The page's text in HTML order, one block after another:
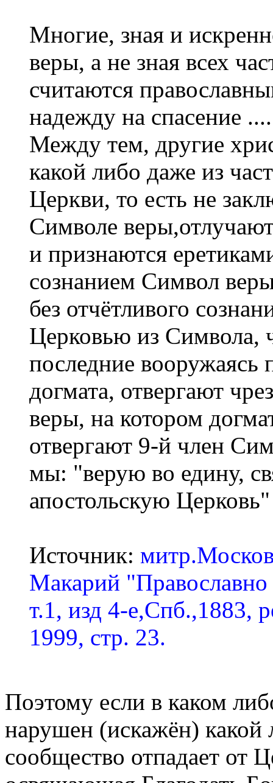
Многие, зная и
веры, а не зная всех
считаются
надежду на спасение ....
Между тем, другие
какой либо даже из
Церкви, то есть не
Символе
и признаются
сознанием Символ
без отчётливого
Церковью из Символа,
последние вооружаясь
догмата, отвергают
веры, на котором
отвергают 9-й член
мы: "верую во едину,
апостольскую Церковь"
Источник:
Макарий "Православно
т.1, изд 4-е,Спб.,1883,
1999, стр. 23.
Поэтому если в каком
нарушен (искажён) какой
сообщество отпадает от